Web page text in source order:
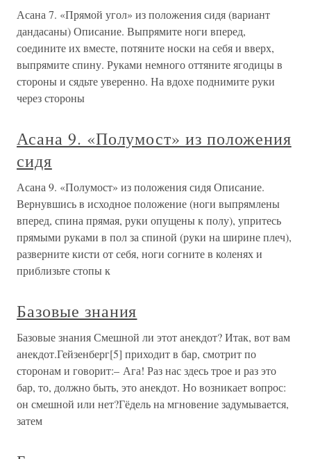
Асана 7. «Прямой угол» из положения сидя (вариант
дандасаны) Описание. Выпрямите ноги вперед,
соедините их вместе, потяните носки на себя и вверх,
выпрямите спину. Руками немного оттяните ягодицы в
стороны и сядьте уверенно. На вдохе поднимите руки
через стороны
Асана 9. «Полумост» из положения
сидя
Асана 9. «Полумост» из положения сидя Описание.
Вернувшись в исходное положение (ноги выпрямлены
вперед, спина прямая, руки опущены к полу), упритесь
прямыми руками в пол за спиной (руки на ширине плеч),
разверните кисти от себя, ноги согните в коленях и
приблизьте стопы к
Базовые знания
Базовые знания Смешной ли этот анекдот? Итак, вот вам
анекдот.Гейзенберг[5] приходит в бар, смотрит по
сторонам и говорит:– Ага! Раз нас здесь трое и раз это
бар, то, должно быть, это анекдот. Но возникает вопрос:
он смешной или нет?Гёдель на мгновение задумывается,
затем